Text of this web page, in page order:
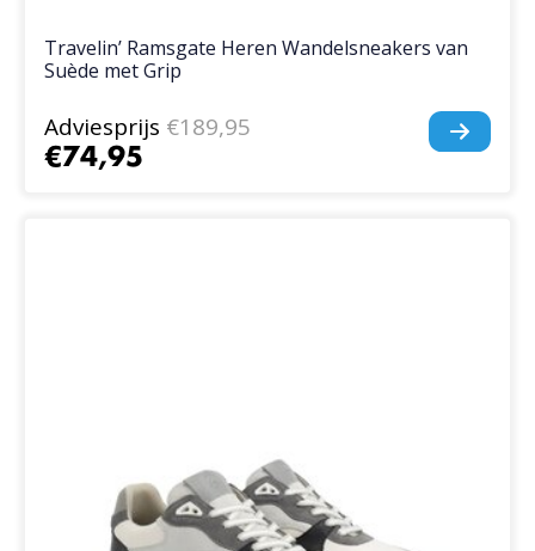
Travelin’ Ramsgate Heren Wandelsneakers van
Suède met Grip
Adviesprijs €189,95
€74,95